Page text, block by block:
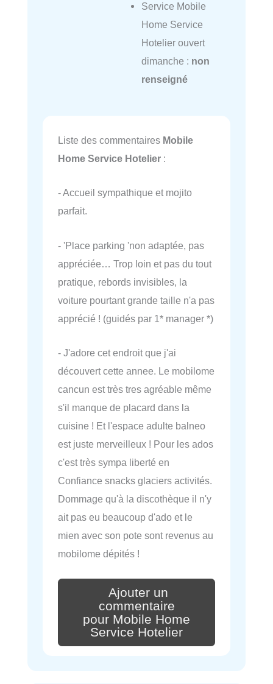
Service Mobile
Home Service
Hotelier ouvert
dimanche : non
renseigné
Liste des commentaires Mobile
Home Service Hotelier :
- Accueil sympathique et mojito
parfait.
- 'Place parking 'non adaptée, pas
appréciée… Trop loin et pas du tout
pratique, rebords invisibles, la
voiture pourtant grande taille n'a pas
apprécié ! (guidés par 1* manager *)
- J'adore cet endroit que j'ai
découvert cette annee. Le mobilome
cancun est très tres agréable même
s'il manque de placard dans la
cuisine ! Et l'espace adulte balneo
est juste merveilleux ! Pour les ados
c'est très sympa liberté en
Confiance snacks glaciers activités.
Dommage qu'à la discothèque il n'y
ait pas eu beaucoup d'ado et le
mien avec son pote sont revenus au
mobilome dépités !
Ajouter un
commentaire
pour Mobile Home
Service Hotelier